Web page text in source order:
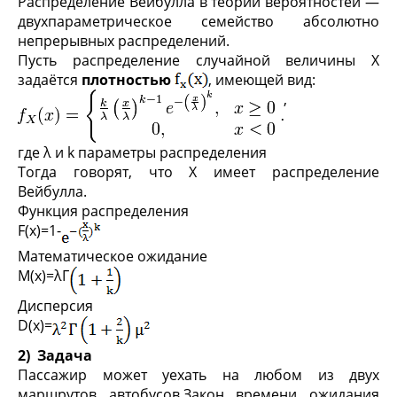
двухпараметрическое семейство абсолютно
непрерывных распределений.
Пусть распределение случайной величины Х
задаётся плотностью
, имеющей вид:
,
где λ и k параметры распределения
Тогда говорят, что X имеет распределение
Вейбулла.
Функция распределения
F(x)=1-
Математическое ожидание
M(x)=λГ
Дисперсия
D(x)=
2) Задача
Пассажир может уехать на любом из двух